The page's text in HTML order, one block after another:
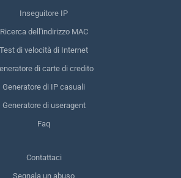
Inseguitore IP
Ricerca dell'indirizzo MAC
Test di velocità di Internet
di carte di credito
Generatore di IP casuali
Generatore di useragent
Faq
Contattaci
Segnala un abuso